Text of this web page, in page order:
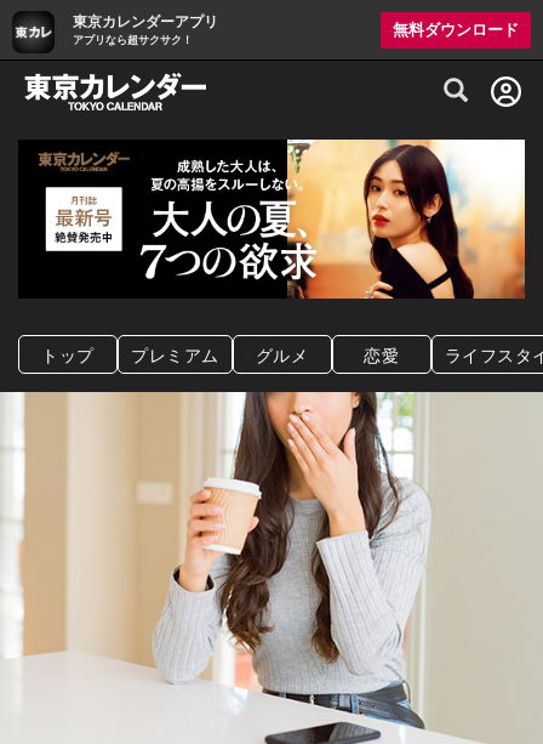
東京カレンダーアプリ
アプリなら超サクサク！
無料ダウンロード
グルメ情報・プレミアムレストラン予約
トップ プレミアム グルメ 恋愛 ライフスタ